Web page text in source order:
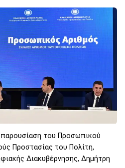
του Προσωπικού
Προστασίας του Πολίτη,
Διακυβέρνησης, Δημήτρη